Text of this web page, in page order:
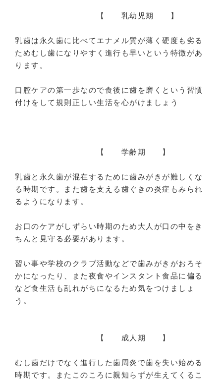
【 乳幼児期 】
乳歯は永久歯に比べてエナメル質が薄く硬度も劣る
ためむし歯になりやすく進行も早いという特徴があ
ります。
口腔ケアの第一歩なので食後に歯を磨くという習慣
付けをして規則正しい生活を心がけましょう
【 学齢期 】
乳歯と永久歯が混在するために歯みがきが難しくな
る時期です。また歯を支える歯ぐきの炎症もみられ
るようになります。
お口のケアがしずらい時期のため大人が口の中をき
ちんと見守る必要があります。
習い事や学校のクラブ活動などで歯みがきがおろそ
かになったり、また夜食やインスタント食品に偏る
など食生活も乱れがちになるため気をつけましょ
う。
【 成人期 】
むし歯だけでなく進行した歯周炎で歯を失い始める
時期です。またこのころに親知らずが生えてくるこ